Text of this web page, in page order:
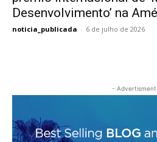
Desenvolvimento’ na
noticia_publicada - 6 de julho de 2026
-